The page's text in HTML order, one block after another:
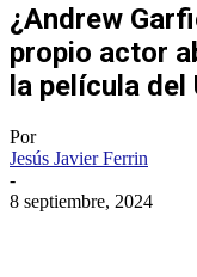
¿Andrew
propio actor
la película del
Por
Jesús Javier Ferrin
-
8 septiembre, 2024